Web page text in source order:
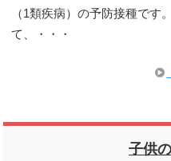
（1類疾病）の予防接種です
て、・・・
子供